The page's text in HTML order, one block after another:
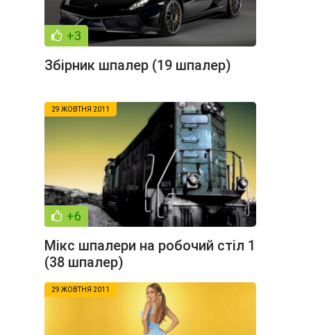
+3
Збірник шпалер (19 шпалер)
29 ЖОВТНЯ 2011
+6
Мікс шпалери на робочий стіл 1
(38 шпалер)
29 ЖОВТНЯ 2011